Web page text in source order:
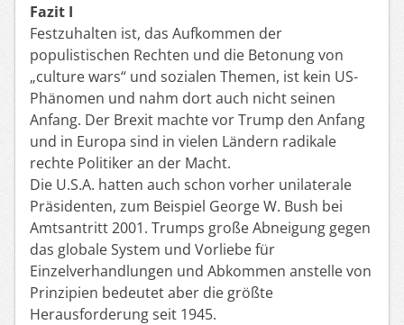
Fazit I
Festzuhalten ist, das Aufkommen der
populistischen Rechten und die Betonung von
„culture wars“ und sozialen Themen, ist kein US-
Phänomen und nahm dort auch nicht seinen
Anfang. Der Brexit machte vor Trump den Anfang
und in Europa sind in vielen Ländern radikale
rechte Politiker an der Macht.
Die U.S.A. hatten auch schon vorher unilaterale
Präsidenten, zum Beispiel George W. Bush bei
Amtsantritt 2001. Trumps große Abneigung gegen
das globale System und Vorliebe für
Einzelverhandlungen und Abkommen anstelle von
Prinzipien bedeutet aber die größte
Herausforderung seit 1945.